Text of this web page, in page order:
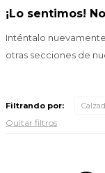
¡Lo sentimos!
Inténtalo
otras secciones de
Filtrando por:
Quitar filtros